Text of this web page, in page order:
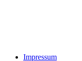
Impressum